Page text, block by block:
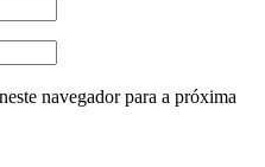
navegador para a próxima